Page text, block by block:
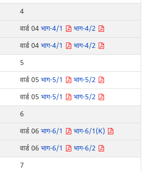
4
वार्ड 04भाग-4/1
भाग-4/2
वार्ड 04भाग-4/1
भाग-4/2
5
वार्ड 05 भाग-5/1
भाग-5/2
वार्ड 05 भाग-5/1
भाग-5/2
6
वार्ड 06 भाग-6/1
भाग-6/1(K)
वार्ड 06 भाग-6/1
भाग-6/2
7